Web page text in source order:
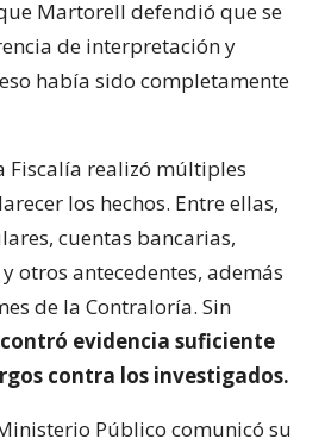
Martorell defendió que se
de interpretación y
había sido completamente
Fiscalía realizó múltiples
los hechos. Entre ellas,
cuentas bancarias,
otros antecedentes, además
de la Contraloría. Sin
evidencia suficiente
contra los investigados.
Público comunicó su